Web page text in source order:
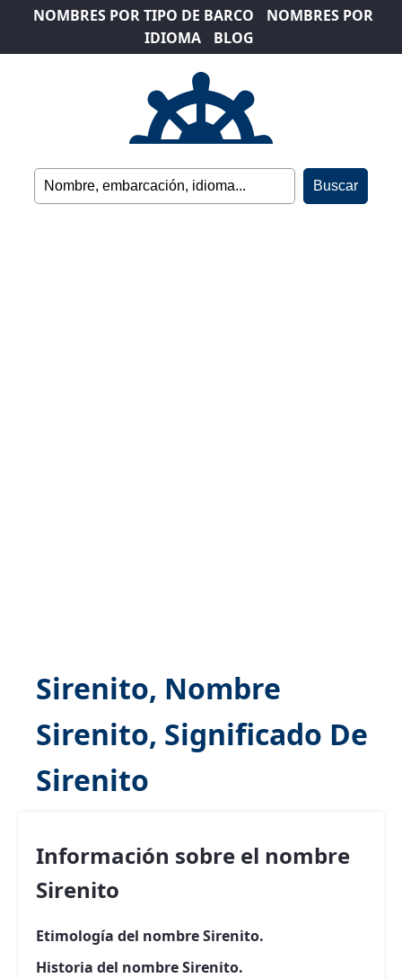
NOMBRES POR TIPO DE BARCO
NOMBRES POR
IDIOMA
BLOG
Sirenito, Nombre
Sirenito, Significado De
Sirenito
Información sobre el nombre
Sirenito
Etimología del nombre Sirenito.
Historia del nombre Sirenito.